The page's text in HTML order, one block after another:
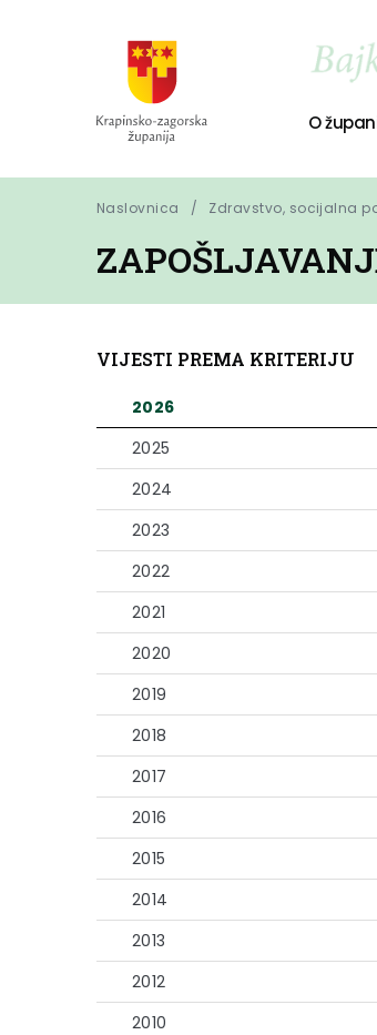
O
Naslovnica Zdravstvo, socijalna
VIJESTI PREMA KRITERIJU
2026
2025
2024
2023
2022
2021
2020
2019
2018
2017
2016
2015
2014
2013
2012
2010